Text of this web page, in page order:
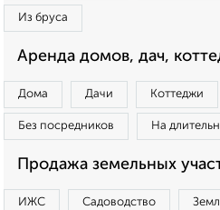
Из бруса
Аренда домов, дач,
Дома Дачи Коттеджи
Без посредников На
Продажа земельных
ИЖС Садоводство